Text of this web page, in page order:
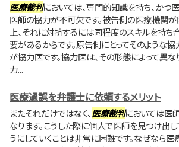
医療裁判においては、専門的知識を持ち、かつ
医師の協力が不可欠です。被告側の医療機関
上、それに対抗するには同程度のスキルを持
要があるからです。原告側にとってそのような
が協力医です。協力医は、その形態によって異
力...
医療過誤を弁護士に依頼するメリット
またそれだけではなく、医療裁判においては医
なります。こうした際に個人で医師を見つけ出
うにしていくことは非常に困難です。なぜなら